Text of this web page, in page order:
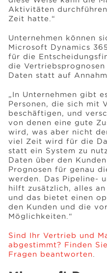
Aktivitäten
Zeit hatte.“
Unternehmen können
Microsoft Dynamics
für die
die
Daten statt auf
„In Unternehmen gibt
Personen, die sich mit
beschäftigen, und
von denen eine gute
wird, was aber nicht
viel Zeit wird für die
statt ein System zu
Daten über den
Prognosen für genau
werden. Das Pipeline-
hilft zusätzlich, alles
und das bietet einen
den Kunden und die
Möglichkeiten.“
Sind Ihr Vertrieb und
abgestimmt? Finden
Fragen beantworten